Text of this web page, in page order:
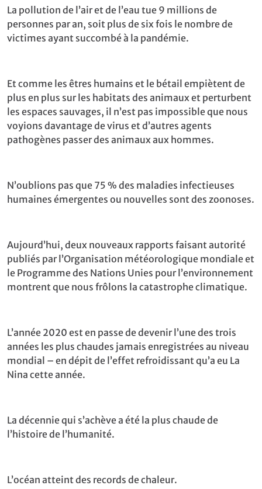
La pollution de l’air et de l’eau tue 9 millions de
personnes par an, soit plus de six fois le nombre de
victimes ayant succombé à la pandémie.
Et comme les êtres humains et le bétail empiètent de
plus en plus sur les habitats des animaux et perturbent
les espaces sauvages, il n’est pas impossible que nous
voyions davantage de virus et d’autres agents
pathogènes passer des animaux aux hommes.
N’oublions pas que 75 % des maladies infectieuses
humaines émergentes ou nouvelles sont des zoonoses.
Aujourd’hui, deux nouveaux rapports faisant autorité
publiés par l’Organisation météorologique mondiale et
le Programme des Nations Unies pour l’environnement
montrent que nous frôlons la catastrophe climatique.
L’année 2020 est en passe de devenir l’une des trois
années les plus chaudes jamais enregistrées au niveau
mondial – en dépit de l’effet refroidissant qu’a eu La
Nina cette année.
La décennie qui s’achève a été la plus chaude de
l’histoire de l’humanité.
L’océan atteint des records de chaleur.